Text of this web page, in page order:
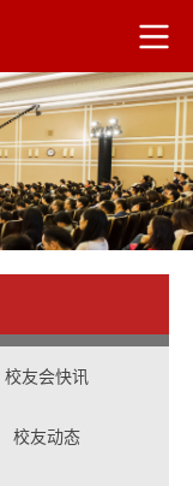
校友会快讯
校友动态